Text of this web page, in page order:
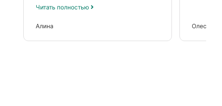
Читать полностью
Алина Олеся